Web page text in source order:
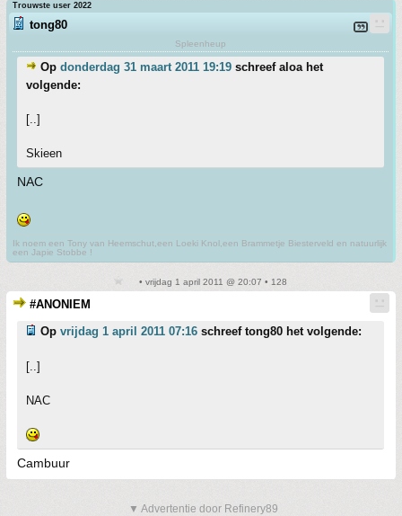
Trouwste user 2022
tong80
Spleenheup
Op donderdag 31 maart 2011 19:19 schreef aloa het
volgende:
[..]
Skieen
NAC
Ik noem een Tony van Heemschut,een Loeki Knol,een Brammetje Biesterveld en natuurlijk
een Japie Stobbe !
• vrijdag 1 april 2011 @ 20:07 • 128
#ANONIEM
Op vrijdag 1 april 2011 07:16 schreef tong80 het volgende:
[..]
NAC
Cambuur
▼ Advertentie door Refinery89